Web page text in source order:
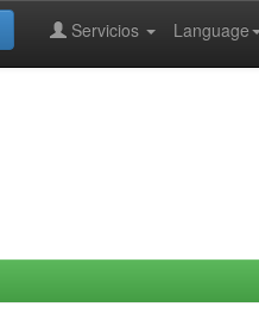
Language
Servicios